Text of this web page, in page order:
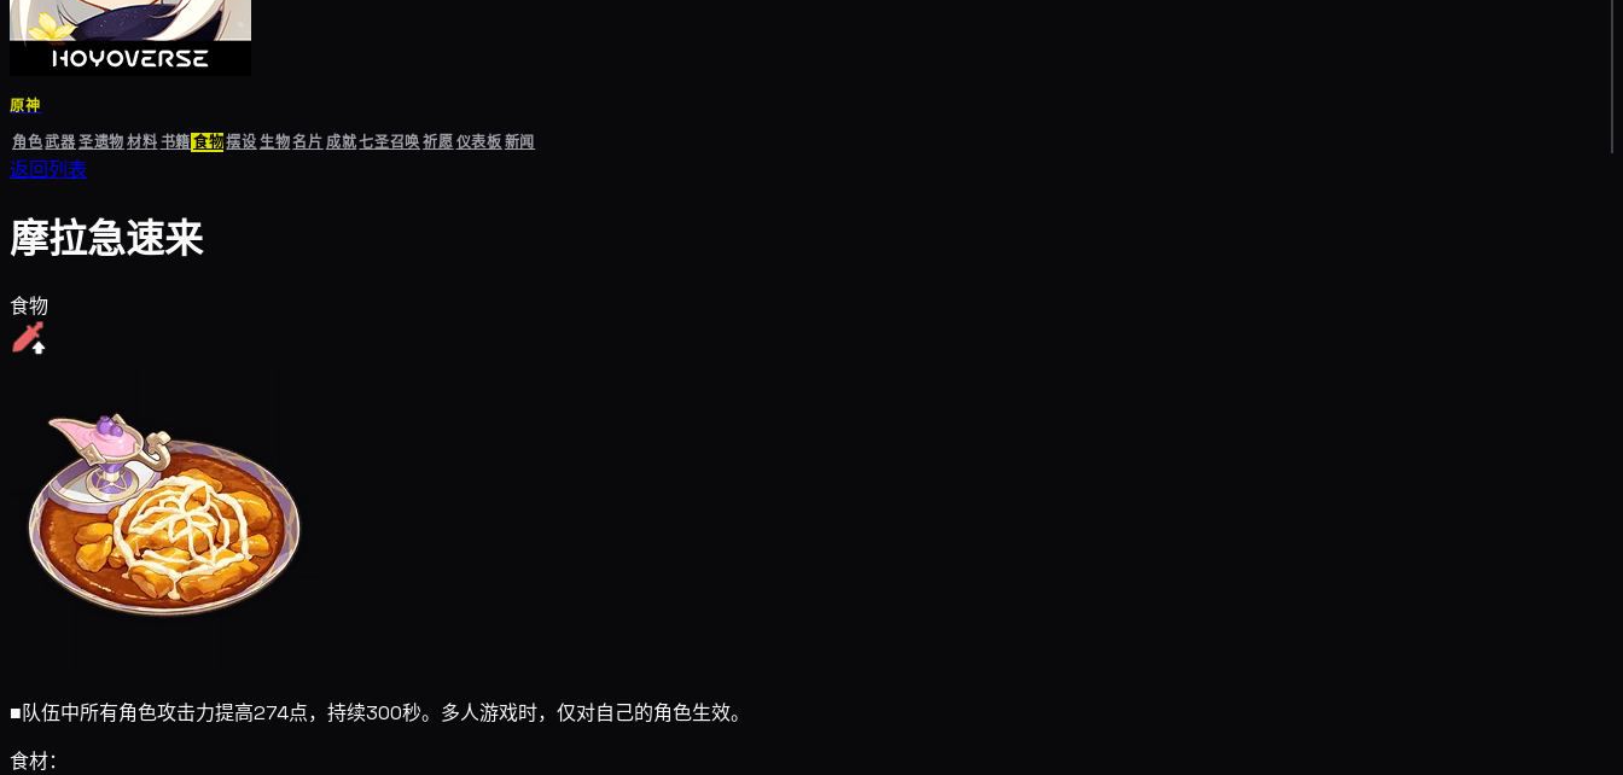
原神
角色武器圣遗物材料书籍食物摆设生物名片成就七圣召唤祈愿仪表板新闻
返回列表
摩拉急速来
食物
■队伍中所有角色攻击力提高274点，持续300秒。多人游戏时，仅对自己的角色生效。
食材：